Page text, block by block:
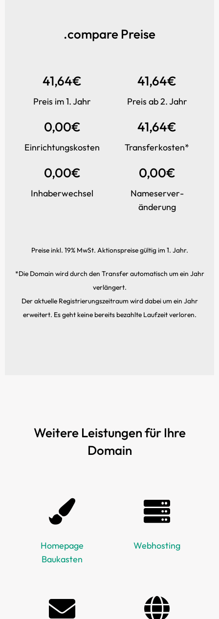
.compare Preise
41,64€
Preis im 1. Jahr
41,64€
Preis ab 2. Jahr
0,00€
Einrichtungs­kosten
41,64€
Transfer­kosten*
0,00€
Inhaber­wechsel
0,00€
Name­server­
änderung
Preise inkl. 19% MwSt. Aktionspreise gültig im 1. Jahr.
*Die Domain wird durch den Transfer automatisch um ein Jahr
verlängert.
Der aktuelle Registrierungs­zeitraum wird dabei um ein Jahr
erweitert. Es geht keine bereits bezahlte Laufzeit verloren.
Weitere Leistungen für Ihre
Domain
Homepage
Baukasten
Webhosting